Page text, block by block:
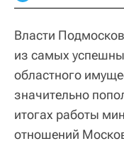
Власти
из самых
областного
значительно
итогах работы
отношений